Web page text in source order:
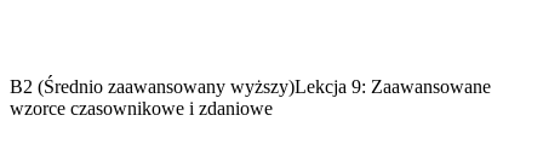
B2 (Średnio zaawansowany wyższy)Lekcja 9: Zaawansowane
wzorce czasownikowe i zdaniowe